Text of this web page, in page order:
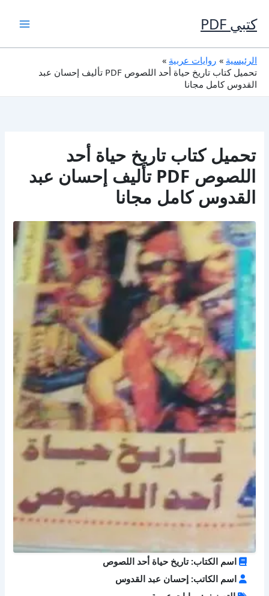
إلى
المحتوى
كتبي PDF
الرئيسية
روايات عربية
تحميل كتاب تاريخ حياة أحد اللصوص PDF تأليف إحسان عبد
القدوس كامل مجانا
تحميل كتاب تاريخ حياة أحد
اللصوص PDF تأليف إحسان عبد
القدوس كامل مجانا
اسم الكتاب: تاريخ حياة أحد اللصوص
اسم الكاتب: إحسان عبد القدوس